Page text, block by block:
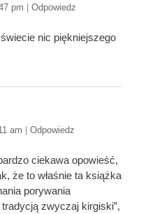
pm Odpowiedz
nic piękniejszego
am Odpowiedz
ciekawa opowieść,
że to właśnie ta książka
porywania
zwyczaj kirgiski”,